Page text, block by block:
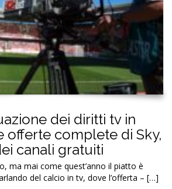
dei diritti tv in
offerte complete di Sky,
canali gratuiti
ma mai come quest’anno il piatto è
del calcio in tv, dove l’offerta – […]